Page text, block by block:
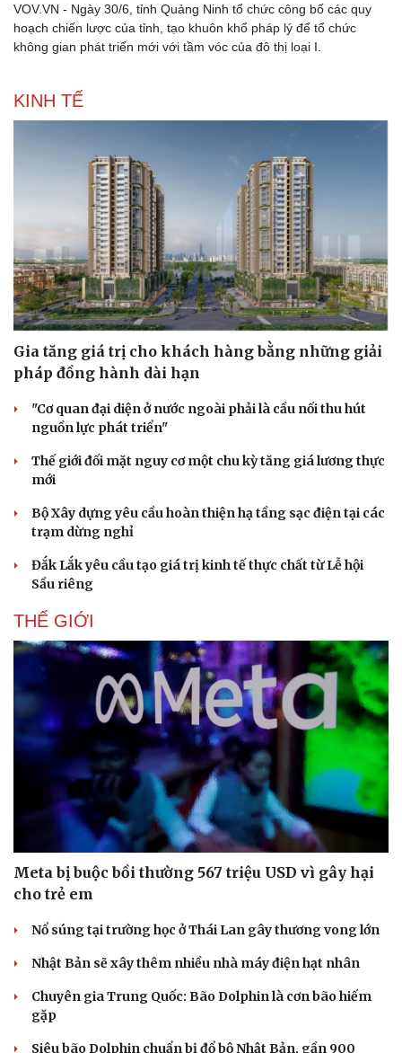
eSports
Hậu trường
Doanh nghiệp
Thông tin doanh nghiệp
Doanh nghiệp 24h
Doanh nhân
Vì cộng đồng
Công nghệ
Sành điệu
Tin Công nghệ
Trải nghiệm
VOV.VN - Ngày 30/6, tỉnh Quảng Ninh tổ chức công bố các quy
hoạch chiến lược của tỉnh, tạo khuôn khổ pháp lý để tổ chức
không gian phát triển mới với tầm vóc của đô thị loại I.
KINH TẾ
Gia tăng giá trị cho khách hàng bằng những giải
pháp đồng hành dài hạn
"Cơ quan đại diện ở nước ngoài phải là cầu nối thu hút
nguồn lực phát triển"
Thế giới đối mặt nguy cơ một chu kỳ tăng giá lương thực
mới
Bộ Xây dựng yêu cầu hoàn thiện hạ tầng sạc điện tại các
trạm dừng nghỉ
Đắk Lắk yêu cầu tạo giá trị kinh tế thực chất từ Lễ hội
Sầu riêng
THẾ GIỚI
Meta bị buộc bồi thường 567 triệu USD vì gây hại
cho trẻ em
Nổ súng tại trường học ở Thái Lan gây thương vong lớn
Nhật Bản sẽ xây thêm nhiều nhà máy điện hạt nhân
Chuyên gia Trung Quốc: Bão Dolphin là cơn bão hiếm
gặp
Siêu bão Dolphin chuẩn bị đổ bộ Nhật Bản, gần 900